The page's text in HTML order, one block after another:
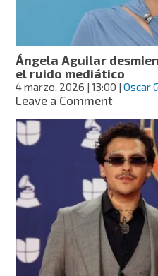
y
cómo
solicitar
un
Ángela Aguilar
el ruido mediático
4 marzo, 2026 | 13:00 |Oscar
Leave a Commenton
Aguilar
retiro
y
habla
sobre
el
ruido